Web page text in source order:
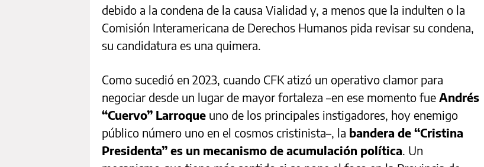
debido a la condena de la causa Vialidad y, a menos que la indulten o la
Comisión Interamericana de Derechos Humanos pida revisar su condena,
su candidatura es una quimera.
Como sucedió en 2023, cuando CFK atizó un operativo clamor para
negociar desde un lugar de mayor fortaleza –en ese momento fue Andrés
“Cuervo” Larroque uno de los principales instigadores, hoy enemigo
público número uno en el cosmos cristinista–, la bandera de “Cristina
Presidenta” es un mecanismo de acumulación política. Un